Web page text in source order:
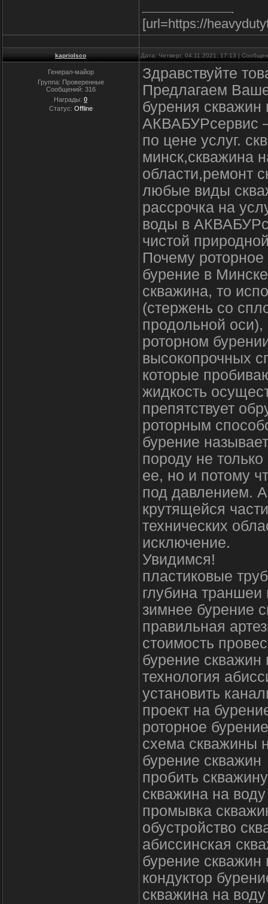
[url=https://
kapriolsco Дата: Четверг, 04.11.2021, 17:13 |
Генерал-майор
Группа: Проверенные
Сообщений: 316
Награды: 0
Статус: Offline
Здравствуйте
Предлагаем
бурения
АКВАБУРсервис
по цене услуг.
минск,скважина
области,ремонт
любые виды
рассрочка на
воды в
чистой
Почему
бурение в
скважина, то
(стержень со
продольной
роторном
высокопрочных
которые
жидкость
препятствует
роторным
бурение
породу не
ее, но и потому
под давлением.
крутящейся
технических
исключение.
Увидимся!
пластиковые
глубина
зимнее бурение
правильная
стоимость
бурение скважин
технология
установить
проект на
роторное
схема скважины
бурение скважин
пробить
скважина на
промывка
обустройство
абиссинская
бурение скважин
кондуктор
скважина на